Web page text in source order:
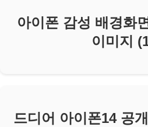
아이폰 감성 배경화
이미지
드디어 아이폰14 공